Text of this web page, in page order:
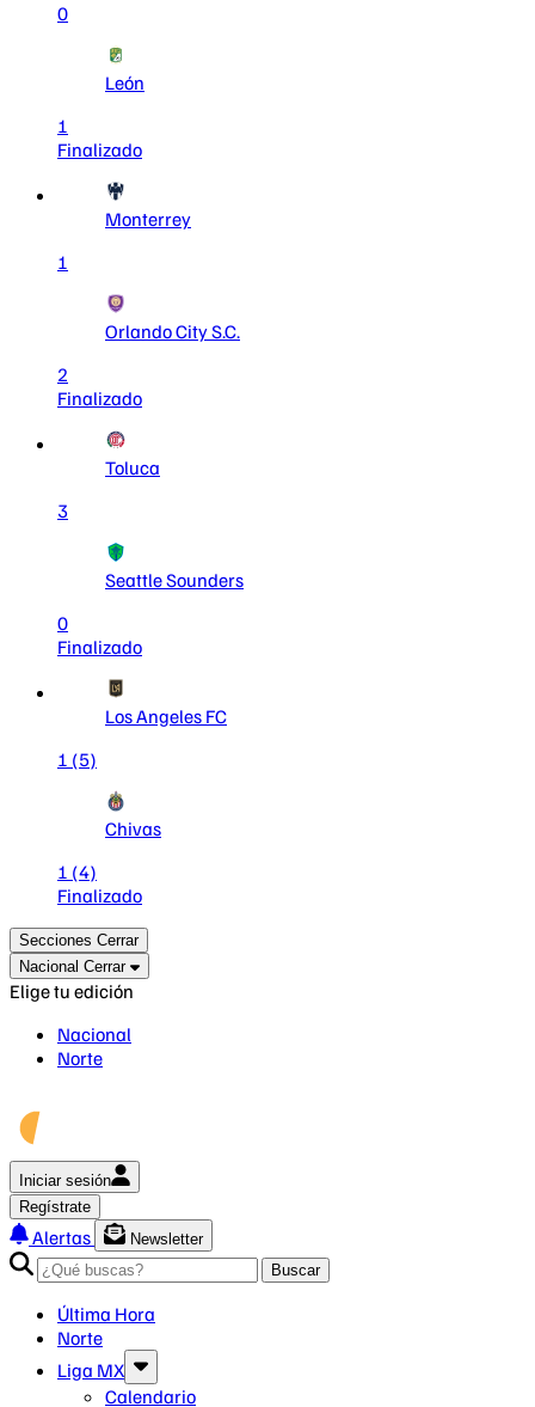
0
León
1
Finalizado
Monterrey
1
Orlando City S.C.
2
Finalizado
Toluca
3
Seattle Sounders
0
Finalizado
Los Angeles FC
1 (5)
Chivas
1 (4)
Finalizado
Secciones Cerrar
Nacional Cerrar
Elige tu edición
Nacional
Norte
Iniciar sesión
Regístrate
Alertas
Newsletter
Buscar
Última Hora
Norte
Liga MX
Calendario